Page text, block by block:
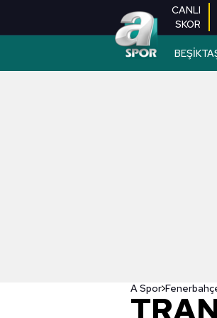
CANLI
SKOR
A Spor